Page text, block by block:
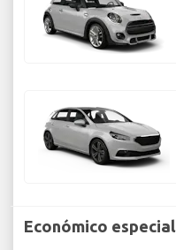
Económico especial